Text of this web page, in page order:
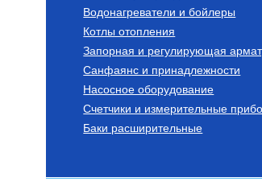
Купить
Трубы из сшитого полиэтилена
Водонагреватели и бойлеры
Котлы отопления
Запорная и регулирующая
Санфаянс и принадлежности
Насосное оборудование
Счетчики и измерительные
Баки расширительные